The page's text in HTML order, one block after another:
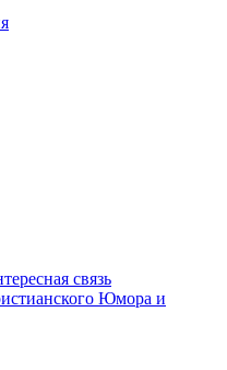
связь
Юмора и